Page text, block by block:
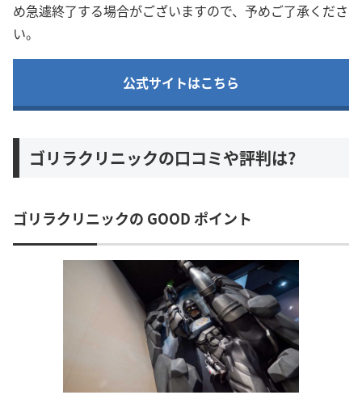
め急遽終了する場合がございますので、予めご了承くださ
い。
公式サイトはこちら
ゴリラクリニックの口コミや評判は?
ゴリラクリニックの GOOD ポイント